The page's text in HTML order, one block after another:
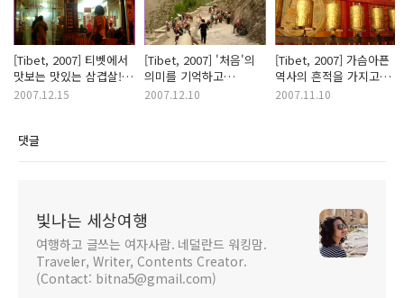
[Tibet, 2007] 티벳에서
맛보는 맛있는 삼겹살!
(Lhasa)
2007.12.15
[Tibet, 2007] '처음'의
의미를 기억하고
있는가?! (Tsetang)
2007.12.10
[Tibet, 2007] 가슴아픈
역사의 흔적을 가지고
있는 그 곳.. (Samye)
2007.11.10
댓글
빛나는 세상여행
여행하고 글쓰는 여자사람. 네덜란드 워킹맘.
Traveler, Writer, Contents Creator.
(Contact: bitna5@gmail.com)